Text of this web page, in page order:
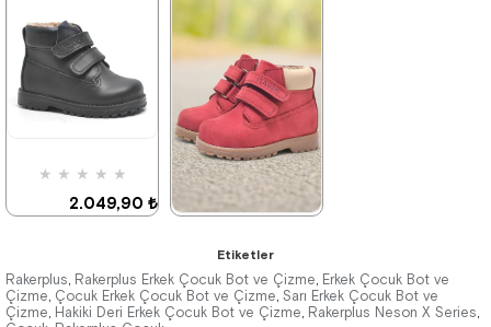
2.259,90 ₺
3.879,90 ₺
%42İndirim
Ücretsiz
Kargo
Tükeniyor
★ ★ ★ ★ ★
2.049,90 ₺
%42İndirim
Ücretsiz
Kargo
★ ★ ★
2.049,90 ₺
3.519,90 ₺
Etiketler
Rakerplus, Rakerplus Erkek Çocuk Bot ve Çizme, Erkek Çocuk Bot ve
Çizme, Çocuk Erkek Çocuk Bot ve Çizme, Sarı Erkek Çocuk Bot ve
Çizme, Hakiki Deri Erkek Çocuk Bot ve Çizme, Rakerplus Neson X Series,